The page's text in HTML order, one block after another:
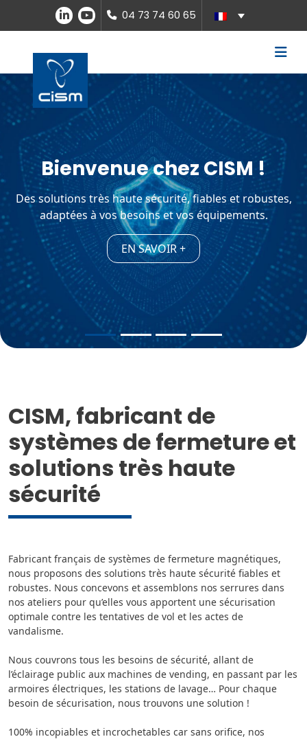
04 73 74 60 65
Bienvenue chez CISM !
Des solutions très haute sécurité, fiables et robustes,
adaptées à vos besoins et vos équipements.
EN SAVOIR +
CISM, fabricant de
systèmes de fermeture et
solutions très haute
sécurité
Fabricant français de systèmes de fermeture magnétiques,
nous proposons des solutions très haute sécurité fiables et
robustes. Nous concevons et assemblons nos serrures dans
nos ateliers pour qu’elles vous apportent une sécurisation
optimale contre les tentatives de vol et les actes de
vandalisme.
Nous couvrons tous les besoins de sécurité, allant de
l’éclairage public aux machines de vending, en passant par les
armoires électriques, les stations de lavage… Pour chaque
besoin de sécurisation, nous trouvons une solution !
100% incopiables et incrochetables car sans orifice, nos